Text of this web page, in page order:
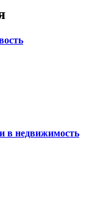
в недвижимость